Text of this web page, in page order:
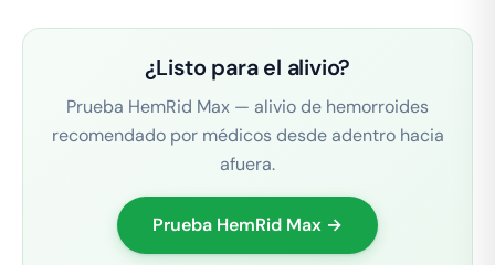
¿Listo para el alivio?
Prueba HemRid Max — alivio de hemorroides
recomendado por médicos desde adentro hacia
afuera.
Prueba HemRid Max →